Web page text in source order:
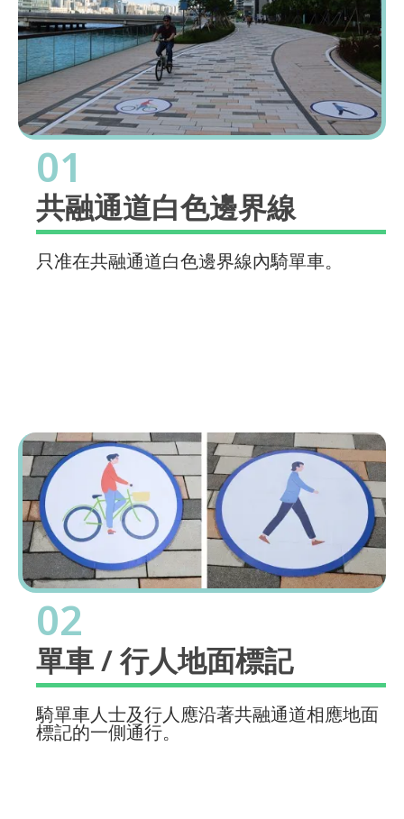
01
共融通道白色邊界線
只准在共融通道白色邊界線內騎單車。
02
單車 / 行人地面標記
騎單車人士及行人應沿著共融通道相應地面
標記的一側通行。